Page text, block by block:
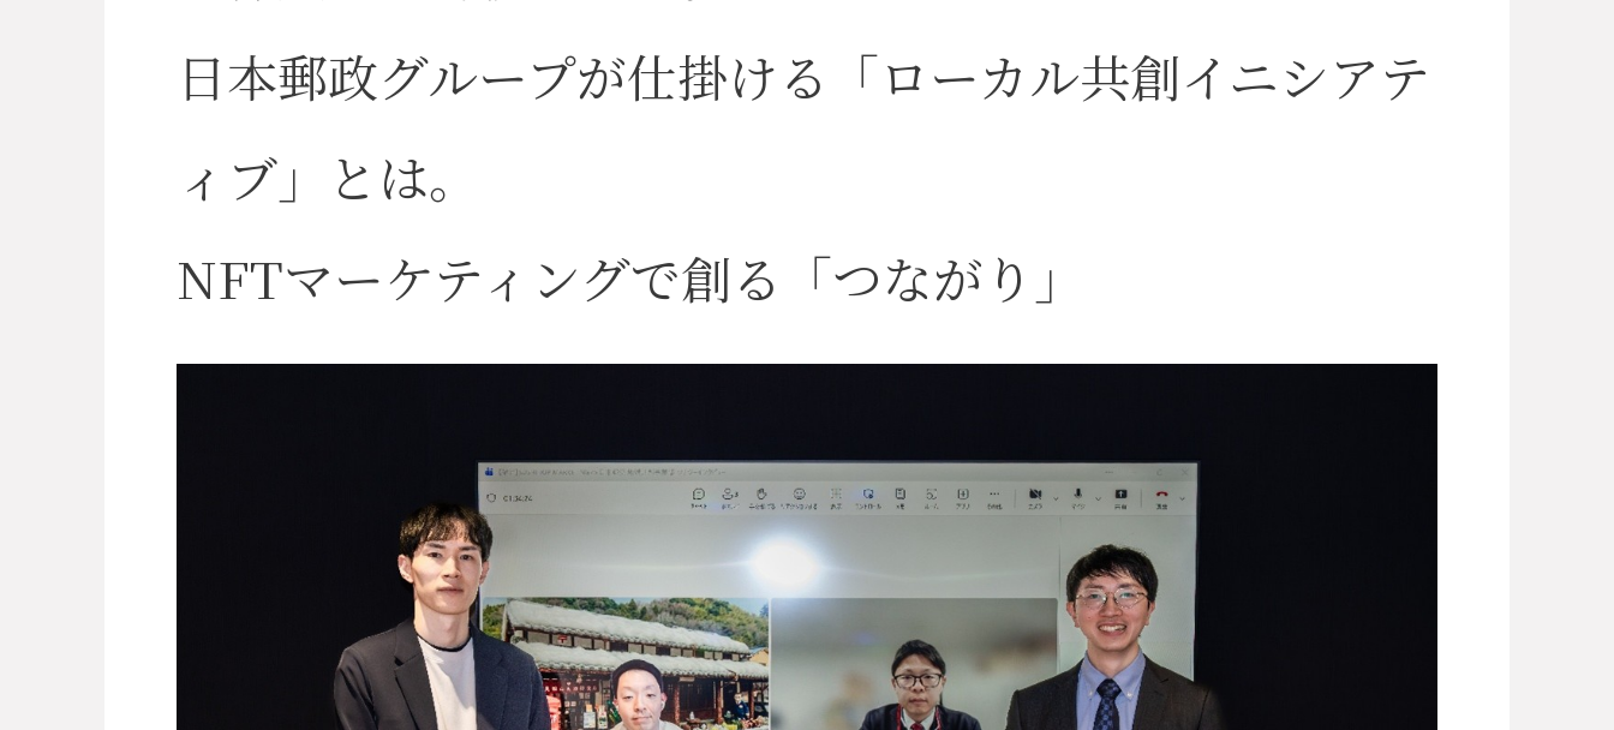
日本郵政グループが仕掛ける「ローカル共創イニシアテ
ィブ」とは。
NFTマーケティングで創る「つながり」